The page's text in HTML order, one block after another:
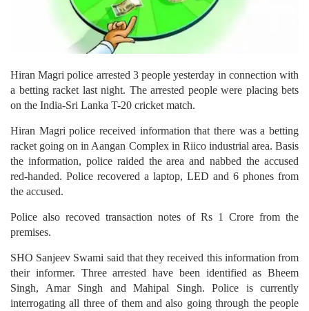
Hiran Magri police arrested 3 people yesterday in connection with
a betting racket last night. The arrested people were placing bets
on the India-Sri Lanka T-20 cricket match.
Hiran Magri police received information that there was a betting
racket going on in Aangan Complex in Riico industrial area. Basis
the information, police raided the area and nabbed the accused
red-handed. Police recovered a laptop, LED and 6 phones from
the accused.
Police also recoved transaction notes of Rs 1 Crore from the
premises.
SHO Sanjeev Swami said that they received this information from
their informer. Three arrested have been identified as Bheem
Singh, Amar Singh and Mahipal Singh. Police is currently
interrogating all three of them and also going through the people